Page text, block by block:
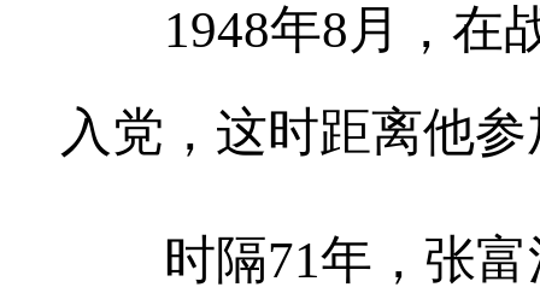
1948年8月，在战
入党，这时距离他
时隔71年，张富